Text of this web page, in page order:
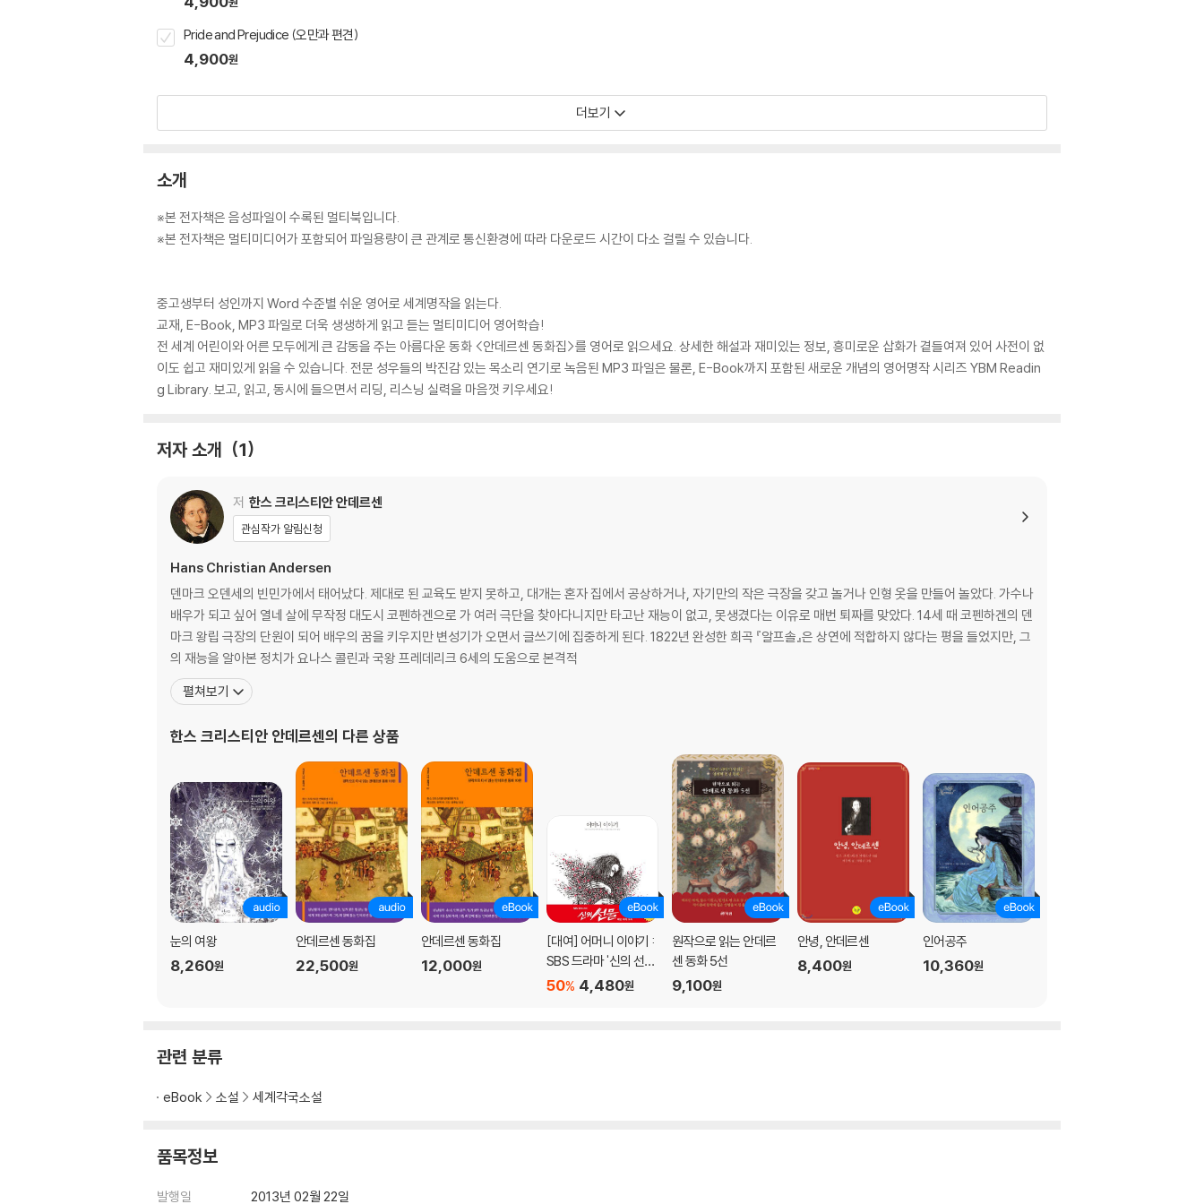
Pride and Prejudice (오만과 편견)
4,900원
더보기
소개
※본 전자책은 음성파일이 수록된 멀티북입니다.
※본 전자책은 멀티미디어가 포함되어 파일용량이 큰 관계로 통신환경에 따라 다운로드 시간이 다소 걸릴 수 있습니다.
중고생부터 성인까지 Word 수준별 쉬운 영어로 세계명작을 읽는다.
교재, E-Book, MP3 파일로 더욱 생생하게 읽고 듣는 멀티미디어 영어학습!
전 세계 어린이와 어른 모두에게 큰 감동을 주는 아름다운 동화 <안데르센 동화집>를 영어로 읽으세요. 상세한 해설과 재미있는 정보, 흥미로운 삽화가 곁들여져 있어 사전이 없
이도 쉽고 재미있게 읽을 수 있습니다. 전문 성우들의 박진감 있는 목소리 연기로 녹음된 MP3 파일은 물론, E-Book까지 포함된 새로운 개념의 영어명작 시리즈 YBM Readin
g Library. 보고, 읽고, 동시에 들으면서 리딩, 리스닝 실력을 마음껏 키우세요!
저자 소개 1
저 한스 크리스티안 안데르센
관심작가 알림신청
Hans Christian Andersen
덴마크 오덴세의 빈민가에서 태어났다. 제대로 된 교육도 받지 못하고, 대개는 혼자 집에서 공상하거나, 자기만의 작은 극장을 갖고 놀거나 인형 옷을 만들어 놀았다. 가수나
배우가 되고 싶어 열네 살에 무작정 대도시 코펜하겐으로 가 여러 극단을 찾아다니지만 타고난 재능이 없고, 못생겼다는 이유로 매번 퇴짜를 맞았다. 14세 때 코펜하겐의 덴
마크 왕립 극장의 단원이 되어 배우의 꿈을 키우지만 변성기가 오면서 글쓰기에 집중하게 된다. 1822년 완성한 희곡 『알프솔』은 상연에 적합하지 않다는 평을 들었지만, 그
의 재능을 알아본 정치가 요나스 콜린과 국왕 프레데리크 6세의 도움으로 본격적
펼쳐보기
한스 크리스티안 안데르센의 다른 상품
눈의 여왕
8,260원
안데르센 동화집
22,500원
안데르센 동화집
12,000원
[대여] 어머니 이야기 :
SBS 드라마 '신의 선물'
메인 테마 도서
4,480원
50%
원작으로 읽는 안데르
센 동화 5선
9,100원
안녕, 안데르센
8,400원
인어공주
10,360원
관련 분류
eBook 소설 세계각국소설
품목정보
발행일 2013년 02월 22일